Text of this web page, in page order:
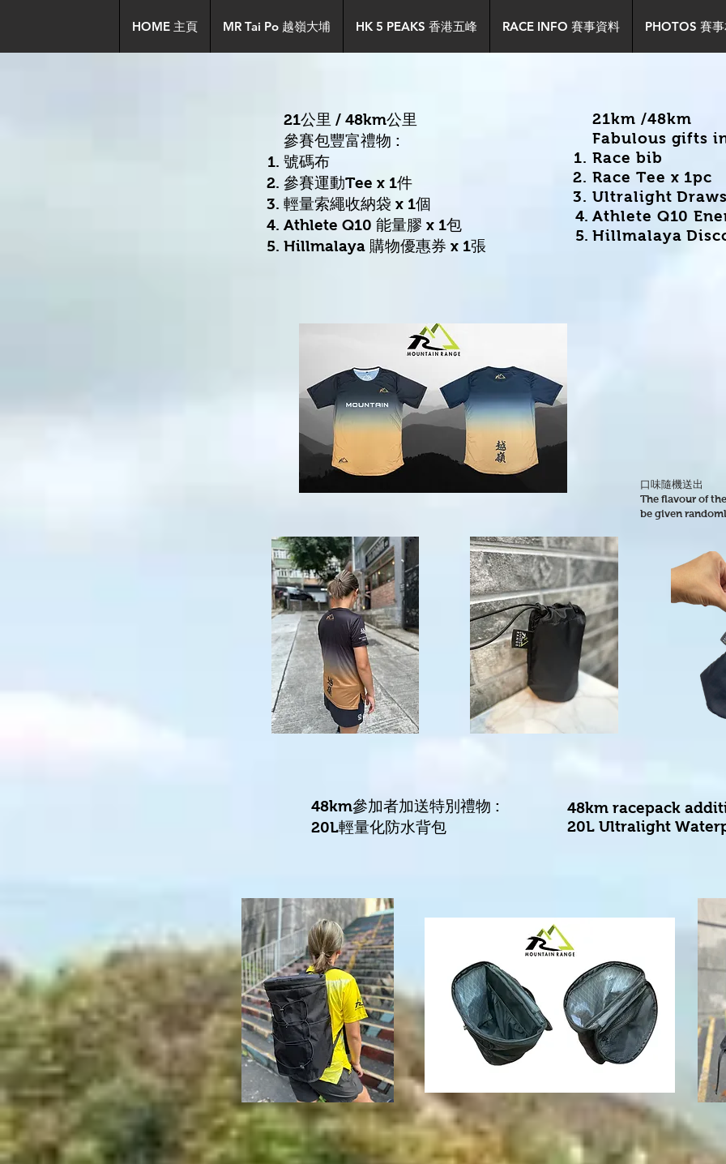
HOME 主頁 MR Tai Po 越嶺大埔 HK 5 PEAKS 香港五峰 RACE INFO 賽事資料 PHOTOS 賽
21公里 / 48km公里
參賽包豐富禮物 :
號碼布
參賽運動Tee x 1件
輕量索繩收納袋 x 1個
Athlete Q10 能量膠 x 1包
Hillmalaya 購物優惠券 x 1張
21km /48km
Fabulous gifts
Race bib
​Race Tee x 1pc
​Ultralight
Athlete Q10
Hillmalaya
口味隨機送出
The flavour of
be given
48km參加者加送特別禮物 :
20L輕量化防水背包
48km racepack
20L Ultralight